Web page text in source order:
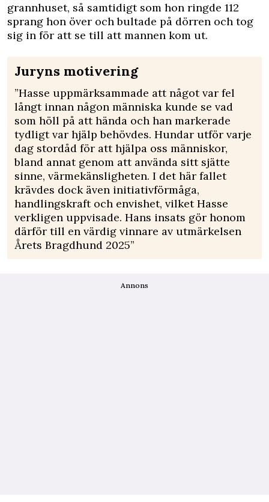
grannhuset, så samtidigt som hon ringde 112
sprang hon över och bultade på dörren och tog
sig in för att se till att mannen kom ut.
Juryns motivering
”Hasse uppmärksammade att något var fel
långt innan någon människa kunde se vad
som höll på att hända och han markerade
tydligt var hjälp behövdes. Hundar utför varje
dag stordåd för att hjälpa oss människor,
bland annat genom att använda sitt sjätte
sinne, värmekänsligheten. I det här fallet
krävdes dock även initiativförmåga,
handlingskraft och envishet, vilket Hasse
verkligen uppvisade. Hans insats gör honom
därför till en värdig vinnare av utmärkelsen
Årets Bragdhund 2025”
Annons